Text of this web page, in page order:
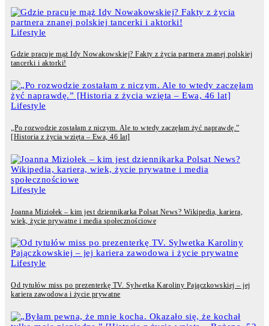
Lifestyle
Gdzie pracuje mąż Idy Nowakowskiej? Fakty z życia partnera znanej polskiej
tancerki i aktorki!
Lifestyle
„Po rozwodzie zostałam z niczym. Ale to wtedy zaczęłam żyć naprawdę.”
[Historia z życia wzięta – Ewa, 46 lat]
Lifestyle
Joanna Miziołek – kim jest dziennikarka Polsat News? Wikipedia, kariera,
wiek, życie prywatne i media społecznościowe
Lifestyle
Od tytułów miss po prezenterkę TV. Sylwetka Karoliny Pajączkowskiej – jej
kariera zawodowa i życie prywatne